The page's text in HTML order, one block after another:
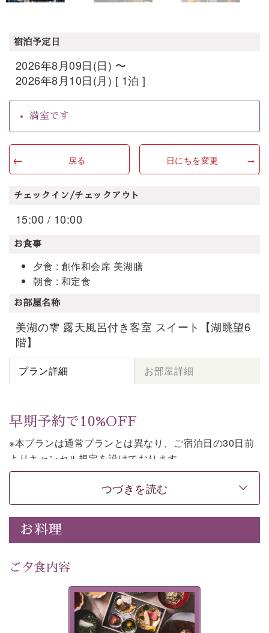
宿泊予定日
2026年8月09日(日) 〜
2026年8月10日(月) [ 1泊 ]
満室です
戻る 日にちを変更
チェックイン/チェックアウト
15:00 / 10:00
お食事
夕食 : 創作和会席 美湖膳
朝食 : 和定食
お部屋名称
美湖の雫 露天風呂付き客室 スイート【湖眺望6
階】
プラン詳細 お部屋詳細
早期予約で10%OFF
※本プランは通常プランとは異なり、ご宿泊日の30日前
よりキャンセル規定を設けております。
※本プランは２食付きの早割プランです。
上諏訪温泉しんゆでは、30日前までのご予約で、10%割
引でお泊まりいただける「早割プラン」をご用意してお
ります。
温かいおもてなし。
ご滞在を楽しみに待つ日々が旅をより特別なものにして
早めのご予約で、お得に癒しのひとときをお過ごしくだ
つづきを読む
お料理
ご夕食内容
美湖膳とは諏訪の地で特別を
提供する為に料理長・神原 裕
明が考え出した創作和会席で